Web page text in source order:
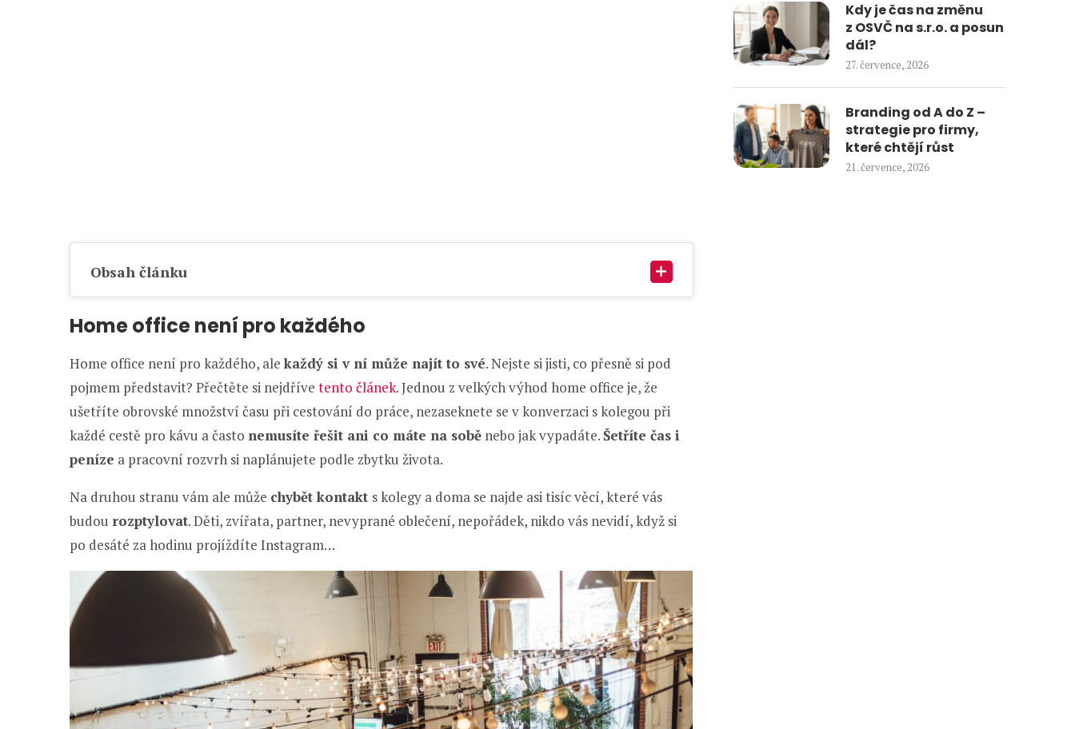
Obsah článku
Home office není pro každého
Home office není pro každého, ale každý si v ní může najít to své. Nejste si jisti, co přesně si pod
pojmem představit? Přečtěte si nejdříve tento článek. Jednou z velkých výhod home office je, že
ušetříte obrovské množství času při cestování do práce, nezaseknete se v konverzaci s kolegou při
každé cestě pro kávu a často nemusíte řešit ani co máte na sobě nebo jak vypadáte.Šetříte čas i
peníze a pracovní rozvrh si naplánujete podle zbytku života.
Na druhou stranu vám ale může chybět kontakt s kolegy a doma se najde asi tisíc věcí, které vás
budou rozptylovat. Děti, zvířata, partner, nevyprané oblečení, nepořádek, nikdo vás nevidí, když si
po desáté za hodinu projíždíte Instagram…
Kdy je čas na změnu
z OSVČ na s.r.o. a posun
dál?
27. července, 2026
Branding od A do Z –
strategie pro firmy,
které chtějí růst
21. července, 2026